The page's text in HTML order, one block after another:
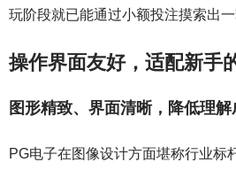
玩阶段就已能通过小额投注摸索出一
操作界面友好，适配新手
图形精致、界面清晰，降低理解
PG电子在图像设计方面堪称行业标